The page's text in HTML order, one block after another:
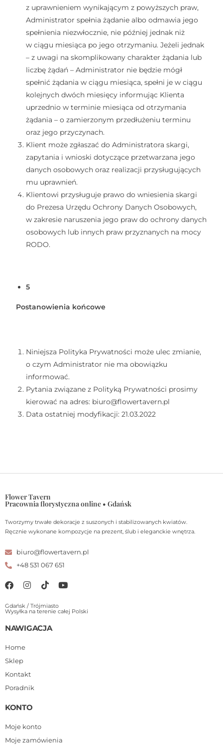
z uprawnieniem wynikającym z powyższych praw,
Administrator spełnia żądanie albo odmawia jego
spełnienia niezwłocznie, nie później jednak niż
w ciągu miesiąca po jego otrzymaniu. Jeżeli jednak
– z uwagi na skomplikowany charakter żądania lub
liczbę żądań – Administrator nie będzie mógł
spełnić żądania w ciągu miesiąca, spełni je w ciągu
kolejnych dwóch miesięcy informując Klienta
uprzednio w terminie miesiąca od otrzymania
żądania – o zamierzonym przedłużeniu terminu
oraz jego przyczynach.
Klient może zgłaszać do Administratora skargi,
zapytania i wnioski dotyczące przetwarzana jego
danych osobowych oraz realizacji przysługujących
mu uprawnień.
Klientowi przysługuje prawo do wniesienia skargi
do Prezesa Urzędu Ochrony Danych Osobowych,
w zakresie naruszenia jego praw do ochrony danych
osobowych lub innych praw przyznanych na mocy
RODO.
5
Postanowienia końcowe
Niniejsza Polityka Prywatności może ulec zmianie,
o czym Administrator nie ma obowiązku
informować.
Pytania związane z Polityką Prywatności prosimy
kierować na adres: biuro@flowertavern.pl
Data ostatniej modyfikacji: 21.03.2022
Flower Tavern
Pracownia florystyczna online • Gdańsk
Tworzymy trwałe dekoracje z suszonych i stabilizowanych kwiatów.
Ręcznie wykonane kompozycje na prezent, ślub i eleganckie wnętrza.
biuro@flowertavern.pl
+48 531 067 651
Gdańsk / Trójmiasto
Wysyłka na terenie całej Polski
NAWIGACJA
Home
Sklep
Kontakt
Poradnik
KONTO
Moje konto
Moje zamówienia